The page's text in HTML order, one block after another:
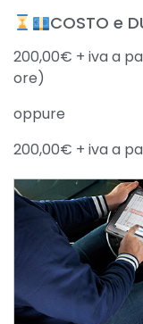
COSTO e
200,00€ + iva a
ore)
oppure
200,00€ + iva a